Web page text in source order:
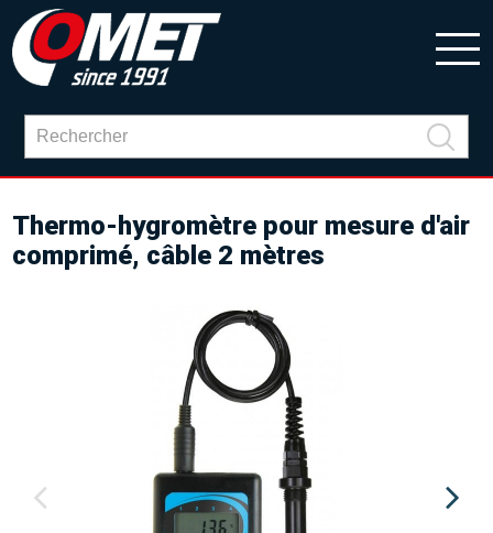
Thermo-hygromètre pour mesure d'air
comprimé, câble 2 mètres